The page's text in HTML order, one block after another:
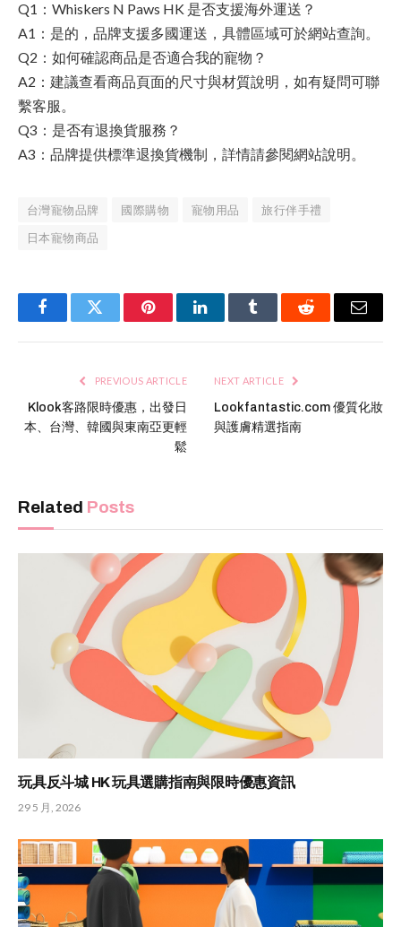
Q1：Whiskers N Paws HK 是否支援海外運送？
A1：是的，品牌支援多國運送，具體區域可於網站查詢。
Q2：如何確認商品是否適合我的寵物？
A2：建議查看商品頁面的尺寸與材質說明，如有疑問可聯
繫客服。
Q3：是否有退換貨服務？
A3：品牌提供標準退換貨機制，詳情請參閱網站說明。
台灣寵物品牌 國際購物 寵物用品
旅行伴手禮
日本寵物商品
FacebookTwitter PinterestLinkedInTumblr Reddit Email
PREVIOUS ARTICLE
Klook客路限時優惠，出發日
本、台灣、韓國與東南亞更輕
鬆
NEXT ARTICLE
Lookfantastic.com 優質化妝
與護膚精選指南
Related Posts
玩具反斗城 HK 玩具選購指南與限時優惠資訊
29 5 月, 2026